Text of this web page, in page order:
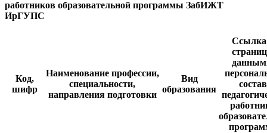
работников образовательной программы ЗабИЖТ
ИрГУПС
Код,
шифр
Наименование профессии,
специальности,
направления подготовки
Вид
образования
Ссылка